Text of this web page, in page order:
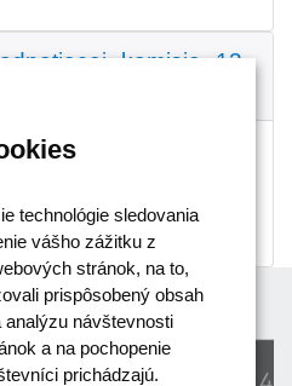
komisie 13.
reformných
technológie sledovania
vášho zážitku z
stránok, na to,
prispôsobený obsah
analýzu návštevnosti
a na pochopenie
prichádzajú.